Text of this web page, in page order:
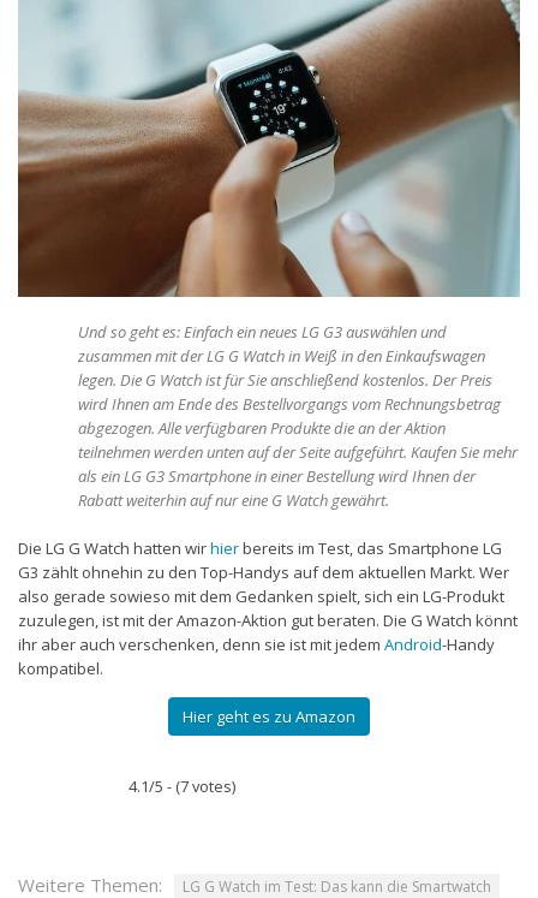
Mobilfunk-Tarifrechner
Flatrate-Datentarife
Und so geht es: Einfach ein neues LG G3 auswählen und
zusammen mit der LG G Watch in Weiß in den Einkaufswagen
legen. Die G Watch ist für Sie anschließend kostenlos. Der Preis
wird Ihnen am Ende des Bestellvorgangs vom Rechnungsbetrag
abgezogen. Alle verfügbaren Produkte die an der Aktion
teilnehmen werden unten auf der Seite aufgeführt. Kaufen Sie mehr
als ein LG G3 Smartphone in einer Bestellung wird Ihnen der
Rabatt weiterhin auf nur eine G Watch gewährt.
Die LG G Watch hatten wirhierbereits im Test, das Smartphone LG
G3 zählt ohnehin zu den Top-Handys auf dem aktuellen Markt. Wer
also gerade sowieso mit dem Gedanken spielt, sich ein LG-Produkt
zuzulegen, ist mit der Amazon-Aktion gut beraten. Die G Watch könnt
ihr aber auch verschenken, denn sie ist mit jedem Android-Handy
kompatibel.
Hier geht es zu Amazon
4.1/5 - (7 votes)
Weitere Themen: LG G Watch im Test: Das kann die Smartwatch